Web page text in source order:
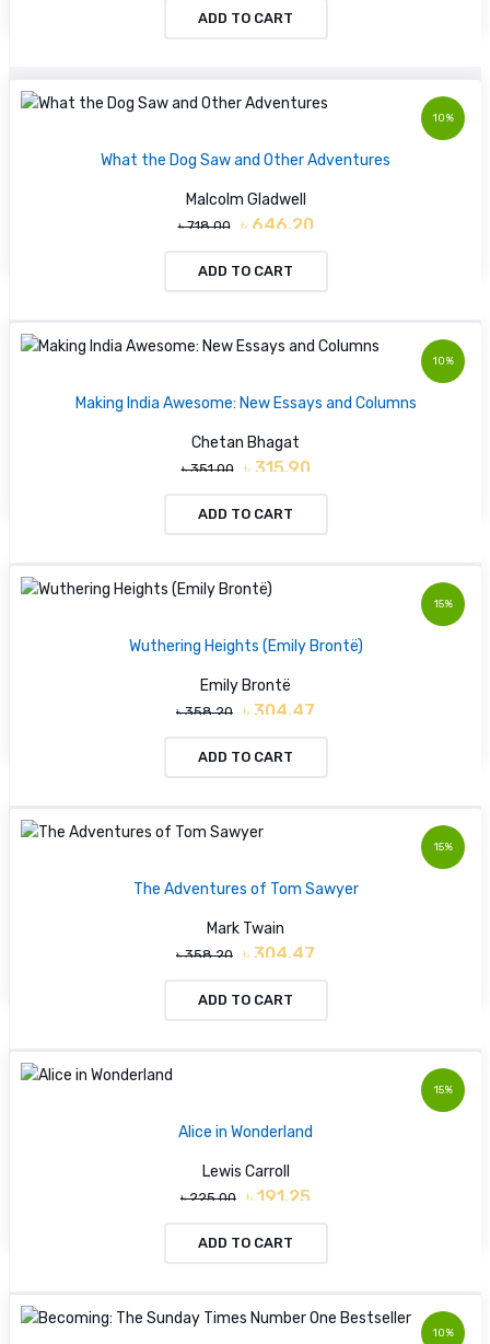
ADD TO CART
10%
What the Dog Saw and Other Adventures
Malcolm Gladwell
৳ 718.00 ৳ 646.20
ADD TO CART
10%
Making India Awesome: New Essays and Columns
Chetan Bhagat
৳ 351.00 ৳ 315.90
ADD TO CART
15%
Wuthering Heights (Emily Brontë)
Emily Brontë
৳ 358.20 ৳ 304.47
ADD TO CART
15%
The Adventures of Tom Sawyer
Mark Twain
৳ 358.20 ৳ 304.47
ADD TO CART
15%
Alice in Wonderland
Lewis Carroll
৳ 225.00 ৳ 191.25
ADD TO CART
10%